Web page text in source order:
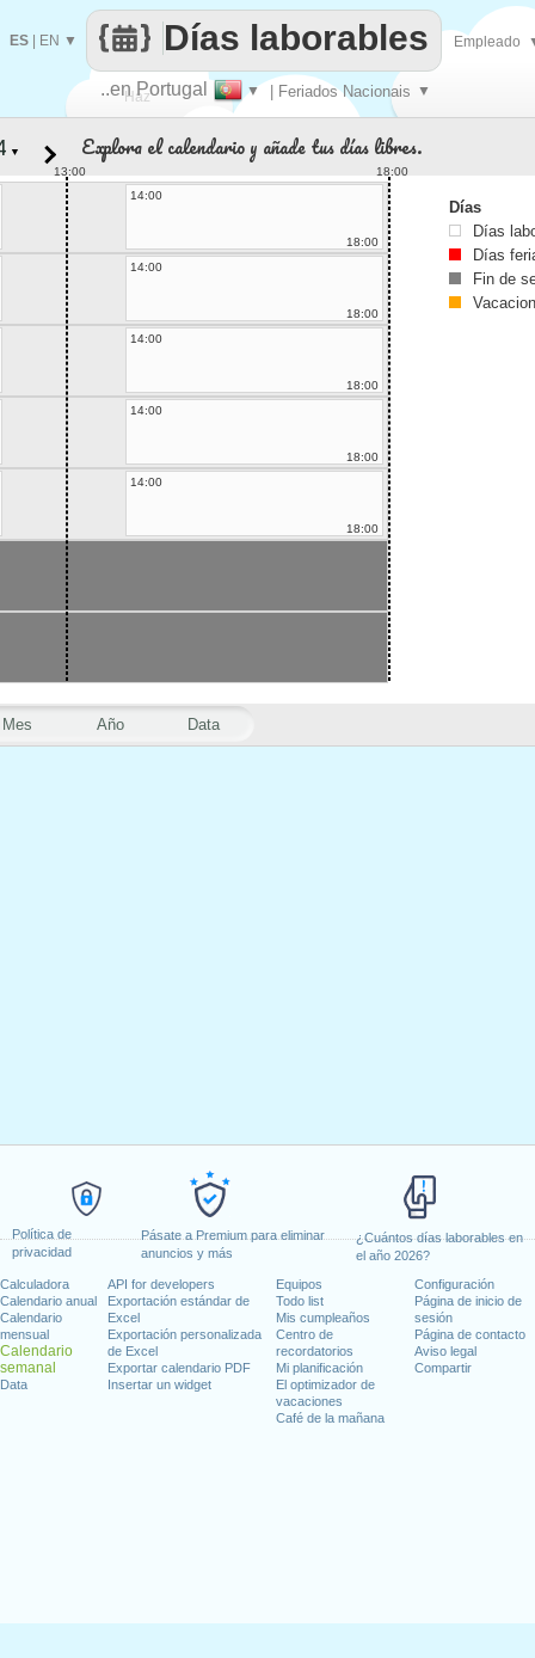
Política de
privacidad
Pásate a Premium para eliminar
anuncios y más
¿Cuántos días laborables en
el año 2026?
Calculadora
Calendario anual
Calendario
mensual
Calendario
semanal
Data
API for developers
Exportación estándar de
Excel
Exportación personalizada
de Excel
Exportar calendario PDF
Insertar un widget
Equipos
Todo list
Mis cumpleaños
Centro de
recordatorios
Mi planificación
El optimizador de
vacaciones
Café de la mañana
Configuración
Página de inicio de
sesión
Página de contacto
Aviso legal
Compartir
Haz
..en Portugal ▼ | Feriados Nacionais ▼
Días laborables
ES EN ▼ Empleado
Mes Año Data
▼ Explora el calendario y añade tus días libres.
13:00
18:00
14:00
18:00
14:00
18:00
14:00
18:00
14:00
18:00
14:00
18:00
Días
Días
Días
Fin de